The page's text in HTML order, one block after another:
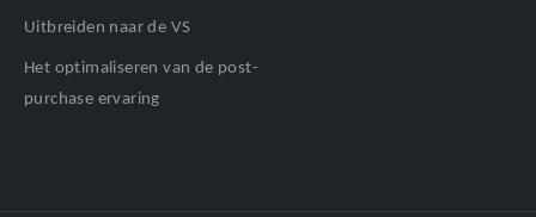
Uitbreiden naar de VS
Het optimaliseren van de post-
purchase ervaring